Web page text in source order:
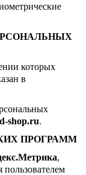
которых
в
shop.ru.
ПРОГРАММ
,